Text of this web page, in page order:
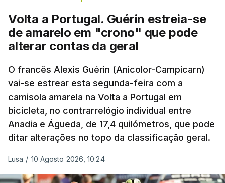
Volta a Portugal. Guérin estreia-se
de amarelo em "crono" que pode
alterar contas da geral
O francês Alexis Guérin (Anicolor-Campicarn)
vai-se estrear esta segunda-feira com a
camisola amarela na Volta a Portugal em
bicicleta, no contrarrelógio individual entre
Anadia e Águeda, de 17,4 quilómetros, que pode
ditar alterações no topo da classificação geral.
Lusa / 10 Agosto 2026, 10:24